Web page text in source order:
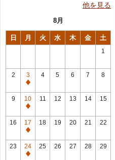
他を見る
8月
日 月 火 水 木 金 土
1
2
3
休
館
日
4 5 6 7 8
9
10
休
館
日
11 12 13 14 15
16
17
休
館
日
18 19 20 21 22
23
24
休
25 26 27 28 29